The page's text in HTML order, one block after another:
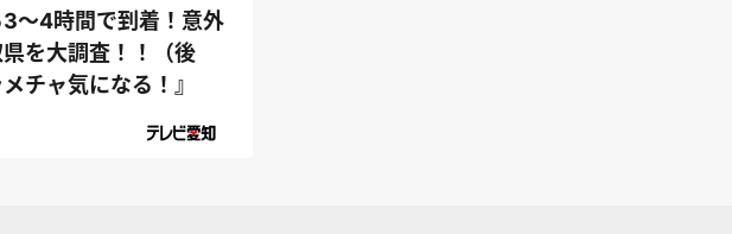
～4時間で到着！意外
を大調査！！（後
チャ気になる！』